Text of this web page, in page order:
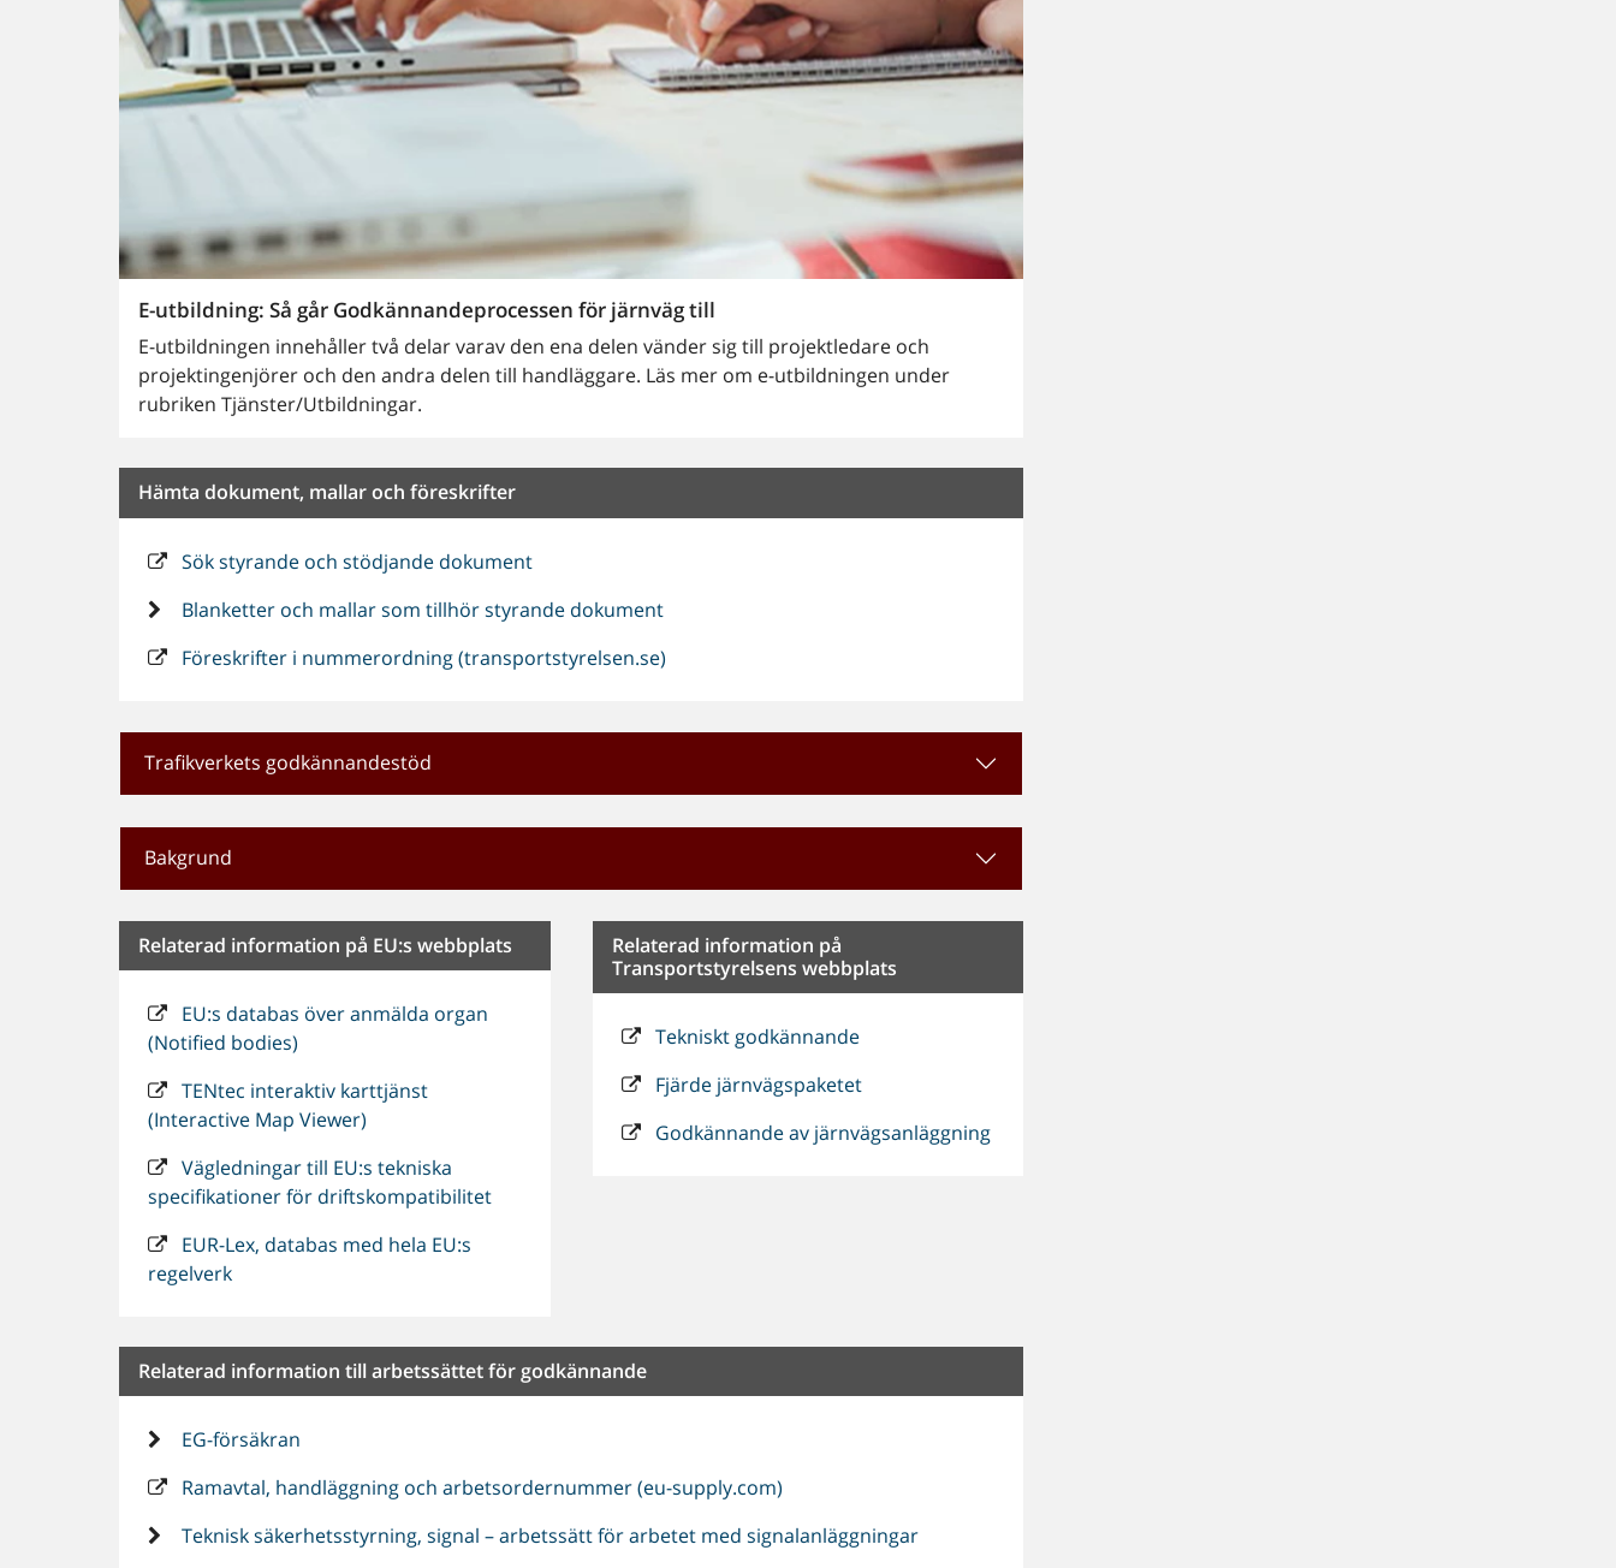
E-utbildning: Så går Godkännandeprocessen för järnväg till
E-utbildningen innehåller två delar varav den ena delen vänder sig till projektledare och
projektingenjörer och den andra delen till handläggare. Läs mer om e-utbildningen under
rubriken Tjänster/Utbildningar.
Hämta dokument, mallar och föreskrifter
Sök styrande och stödjande dokument
Blanketter och mallar som tillhör styrande dokument
Föreskrifter i nummerordning (transportstyrelsen.se)
Trafikverkets godkännandestöd
Bakgrund
Relaterad information på EU:s webbplats
EU:s databas över anmälda organ
(Notified bodies)
TENtec interaktiv karttjänst
(Interactive Map Viewer)
Vägledningar till EU:s tekniska
specifikationer för driftskompatibilitet
EUR-Lex, databas med hela EU:s
regelverk
Relaterad information på
Transportstyrelsens webbplats
Tekniskt godkännande
Fjärde järnvägspaketet
Godkännande av järnvägsanläggning
Relaterad information till arbetssättet för godkännande
EG-försäkran
Ramavtal, handläggning och arbetsordernummer (eu-supply.com)
Teknisk säkerhetsstyrning, signal – arbetssätt för arbetet med signalanläggningar